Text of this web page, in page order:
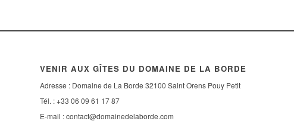
VENIR AUX GÎTES DU DOMAINE DE LA BORDE
Adresse : Domaine de La Borde 32100 Saint Orens Pouy Petit
Tél. : +33 06 09 61 17 87
E-mail :contact@domainedelaborde.com